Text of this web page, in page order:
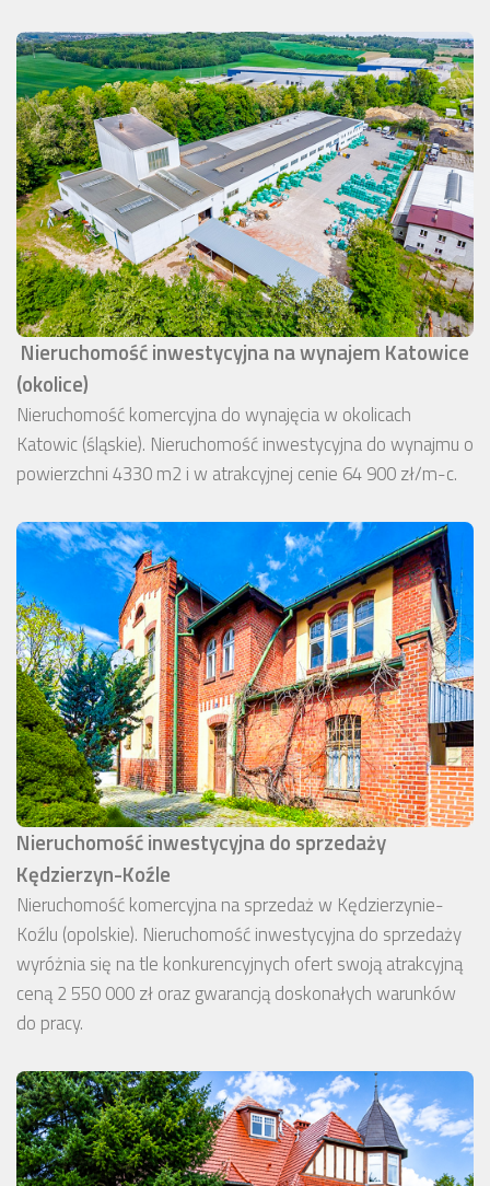
Nieruchomość inwestycyjna na wynajem Katowice
(okolice)
Nieruchomość komercyjna do wynajęcia w okolicach
Katowic (śląskie). Nieruchomość inwestycyjna do wynajmu o
powierzchni 4330 m2 i w atrakcyjnej cenie 64 900 zł/m-c.
Nieruchomość inwestycyjna do sprzedaży
Kędzierzyn-Koźle
Nieruchomość komercyjna na sprzedaż w Kędzierzynie-
Koźlu (opolskie). Nieruchomość inwestycyjna do sprzedaży
wyróżnia się na tle konkurencyjnych ofert swoją atrakcyjną
ceną 2 550 000 zł oraz gwarancją doskonałych warunków
do pracy.